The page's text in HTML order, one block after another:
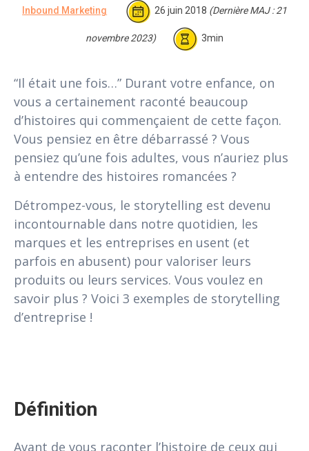
Inbound Marketing 26 juin 2018 (Dernière MAJ : 21
novembre 2023) 3min
“Il était une fois…” Durant votre enfance, on
vous a certainement raconté beaucoup
d’histoires qui commençaient de cette façon.
Vous pensiez en être débarrassé ? Vous
pensiez qu’une fois adultes, vous n’auriez plus
à entendre des histoires romancées ?
Détrompez-vous, le storytelling est devenu
incontournable dans notre quotidien, les
marques et les entreprises en usent (et
parfois en abusent) pour valoriser leurs
produits ou leurs services. Vous voulez en
savoir plus ? Voici 3 exemples de storytelling
d’entreprise !
Définition
Avant de vous raconter l’histoire de ceux qui